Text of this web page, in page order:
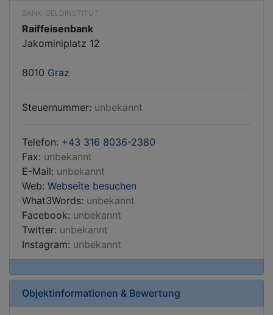
BANK-GELDINSTITUT
Raiffeisenbank
Jakominiplatz 12
8010 Graz
Steuernummer: unbekannt
Telefon: +43 316 8036-2380
Fax: unbekannt
E-Mail: unbekannt
Web: Webseite besuchen
What3Words: unbekannt
Facebook: unbekannt
Twitter: unbekannt
Instagram: unbekannt
Objektinformationen & Bewertung